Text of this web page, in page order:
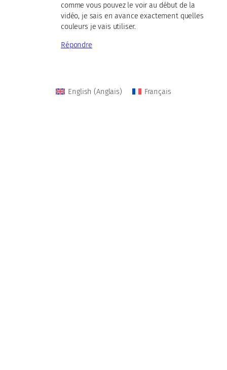
comme vous pouvez le voir au début de la
vidéo, je sais en avance exactement quelles
couleurs je vais utiliser.
Répondre
English (Anglais) Français